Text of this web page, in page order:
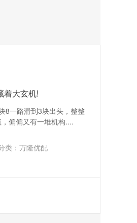
着大玄机!
8一路滑到3块出头，整整
偏偏又有一堆机构....
类： 万隆优配